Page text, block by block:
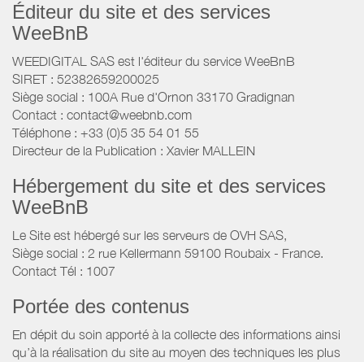
Éditeur du site et des services
WeeBnB
WEEDIGITAL SAS est l'éditeur du service WeeBnB
SIRET : 52382659200025
Siège social : 100A Rue d'Ornon 33170 Gradignan
Contact : contact@weebnb.com
Téléphone : +33 (0)5 35 54 01 55
Directeur de la Publication : Xavier MALLEIN
Hébergement du site et des services
WeeBnB
Le Site est hébergé sur les serveurs de OVH SAS,
Siège social : 2 rue Kellermann 59100 Roubaix - France.
Contact Tél : 1007
Portée des contenus
En dépit du soin apporté à la collecte des informations ainsi
qu’à la réalisation du site au moyen des techniques les plus